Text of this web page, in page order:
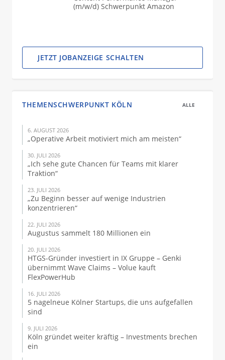
(m/w/d) Schwerpunkt Amazon
JETZT JOBANZEIGE SCHALTEN
THEMENSCHWERPUNKT KÖLN ALLE
6. AUGUST 2026
„Operative Arbeit motiviert mich am meisten“
30. JULI 2026
„Ich sehe gute Chancen für Teams mit klarer
Traktion“
23. JULI 2026
„Zu Beginn besser auf wenige Industrien
konzentrieren“
22. JULI 2026
Augustus sammelt 180 Millionen ein
20. JULI 2026
HTGS-Gründer investiert in IX Gruppe – Genki
übernimmt Wave Claims – Volue kauft
FlexPowerHub
16. JULI 2026
5 nagelneue Kölner Startups, die uns aufgefallen
sind
9. JULI 2026
Köln gründet weiter kräftig – Investments brechen
ein